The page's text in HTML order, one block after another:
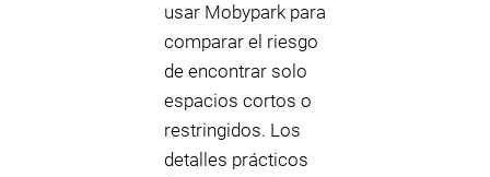
usar Mobypark para
comparar el riesgo
de encontrar solo
espacios cortos o
restringidos. Los
detalles prácticos